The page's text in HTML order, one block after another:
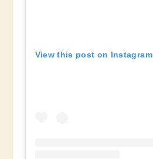
View this post on Instagram